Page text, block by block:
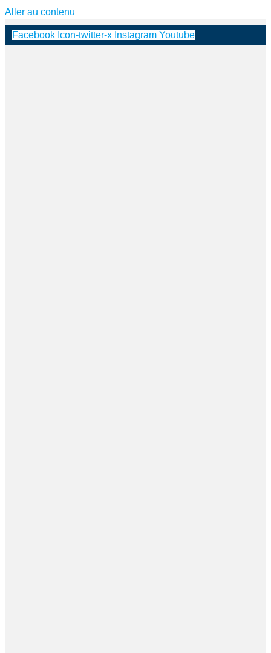
Aller au contenu
Facebook Icon-twitter-x Instagram Youtube